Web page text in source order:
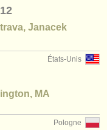
Janacek
États-Unis
MA
Pologne